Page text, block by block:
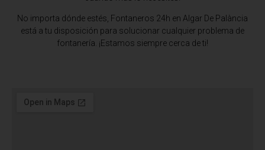
No importa dónde estés, Fontaneros 24h en Algar De Palància
está a tu disposición para solucionar cualquier problema de
fontanería. ¡Estamos siempre cerca de ti!